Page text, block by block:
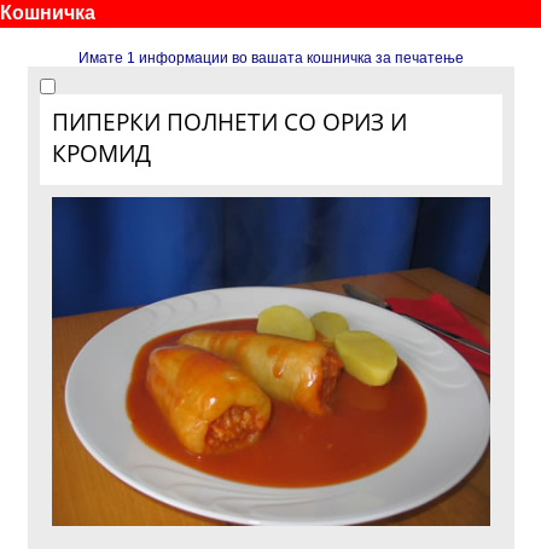
Кошничка
Имате 1 информации во вашата кошничка за печатење
ПИПЕРКИ ПОЛНЕТИ СО ОРИЗ И
КРОМИД